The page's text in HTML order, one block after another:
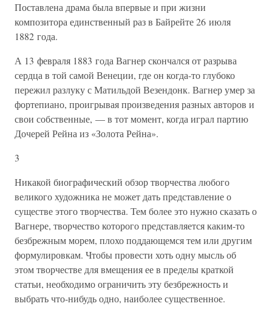
Поставлена драма была впервые и при жизни
композитора единственный раз в Байрейте 26 июля
1882 года.
А 13 февраля 1883 года Вагнер скончался от разрыва
сердца в той самой Венеции, где он когда-то глубоко
пережил разлуку с Матильдой Везендонк. Вагнер умер за
фортепиано, проигрывая произведения разных авторов и
свои собственные, — в тот момент, когда играл партию
Дочерей Рейна из «Золота Рейна».
3
Никакой биографический обзор творчества любого
великого художника не может дать представление о
существе этого творчества. Тем более это нужно сказать о
Вагнере, творчество которого представляется каким-то
безбрежным морем, плохо поддающемся тем или другим
формулировкам. Чтобы провести хоть одну мысль об
этом творчестве для вмещения ее в пределы краткой
статьи, необходимо ограничить эту безбрежность и
выбрать что-нибудь одно, наиболее существенное.